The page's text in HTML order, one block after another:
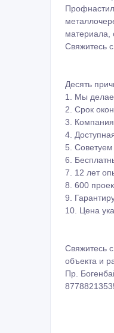
материала,
Свяжитесь
Десять
1. Мы
2. Срок
3.
4.
5.
6.
7. 12 лет
8. 600
9.
10. Цена
Свяжитесь
объекта и
Пр.